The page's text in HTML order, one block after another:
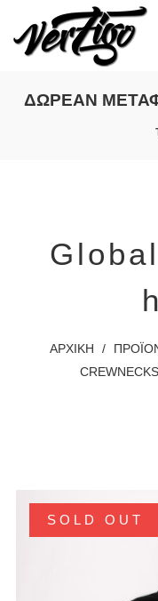
ΔΩΡΕΑΝ
ΑΡΧΙΚΗ /
CREWNECKS
SOLD OUT